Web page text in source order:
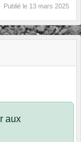
Publié le 13 mars 2025
aux